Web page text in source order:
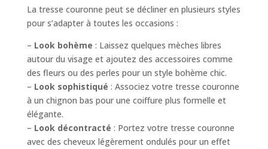
La tresse couronne peut se décliner en plusieurs styles
pour s’adapter à toutes les occasions :
– Look bohème : Laissez quelques mèches libres
autour du visage et ajoutez des accessoires comme
des fleurs ou des perles pour un style bohème chic.
– Look sophistiqué : Associez votre tresse couronne
à un chignon bas pour une coiffure plus formelle et
élégante.
– Look décontracté : Portez votre tresse couronne
avec des cheveux légèrement ondulés pour un effet